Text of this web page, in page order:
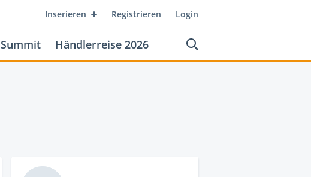
Inserieren Registrieren Login
Summit Händlerreise 2026